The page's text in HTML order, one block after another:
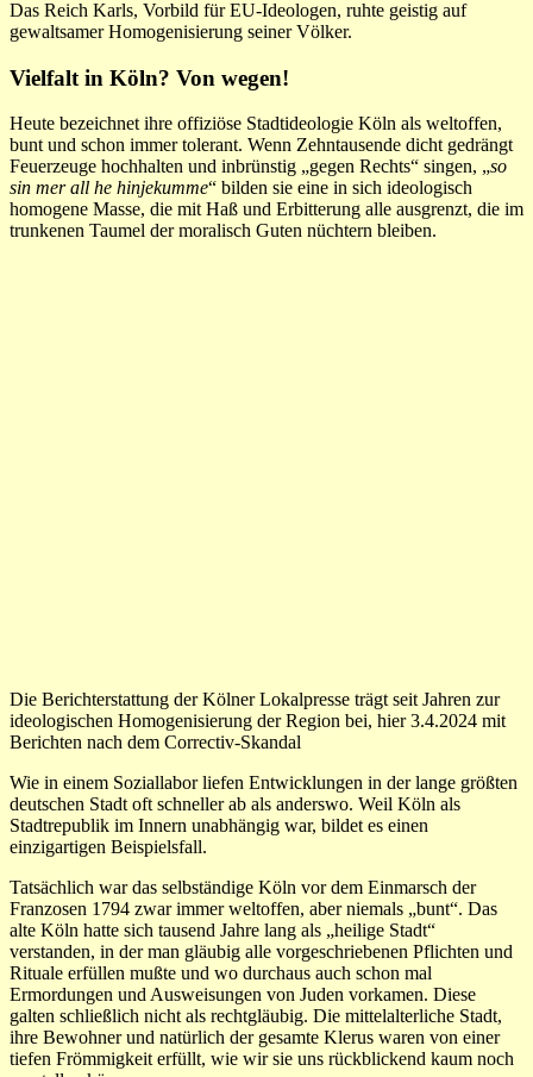
Das Reich Karls, Vorbild für EU-Ideologen, ruhte geistig auf
gewaltsamer Homogenisierung seiner Völker.
Vielfalt in Köln? Von wegen!
Heute bezeichnet ihre offiziöse Stadtideologie Köln als weltoffen,
bunt und schon immer tolerant. Wenn Zehntausende dicht gedrängt
Feuerzeuge hochhalten und inbrünstig „gegen Rechts“ singen, „so
sin mer all he hinjekumme“ bilden sie eine in sich ideologisch
homogene Masse, die mit Haß und Erbitterung alle ausgrenzt, die im
trunkenen Taumel der moralisch Guten nüchtern bleiben.
Die Berichterstattung der Kölner Lokalpresse trägt seit Jahren zur
ideologischen Homogenisierung der Region bei, hier 3.4.2024 mit
Berichten nach dem Correctiv-Skandal
Wie in einem Soziallabor liefen Entwicklungen in der lange größten
deutschen Stadt oft schneller ab als anderswo. Weil Köln als
Stadtrepublik im Innern unabhängig war, bildet es einen
einzigartigen Beispielsfall.
Tatsächlich war das selbständige Köln vor dem Einmarsch der
Franzosen 1794 zwar immer weltoffen, aber niemals „bunt“. Das
alte Köln hatte sich tausend Jahre lang als „heilige Stadt“
verstanden, in der man gläubig alle vorgeschriebenen Pflichten und
Rituale erfüllen mußte und wo durchaus auch schon mal
Ermordungen und Ausweisungen von Juden vorkamen. Diese
galten schließlich nicht als rechtgläubig. Die mittelalterliche Stadt,
ihre Bewohner und natürlich der gesamte Klerus waren von einer
tiefen Frömmigkeit erfüllt, wie wir sie uns rückblickend kaum noch